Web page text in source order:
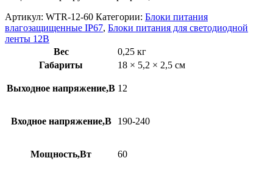
Артикул: WTR-12-60 Категории: Блоки питания
влагозащищенные IP67, Блоки питания для светодиодной
ленты 12В
Вес
0,25 кг
Габариты
18 × 5,2 × 2,5 см
Выходное напряжение,В 12
Входное напряжение,В 190-240
Мощность,Вт 60